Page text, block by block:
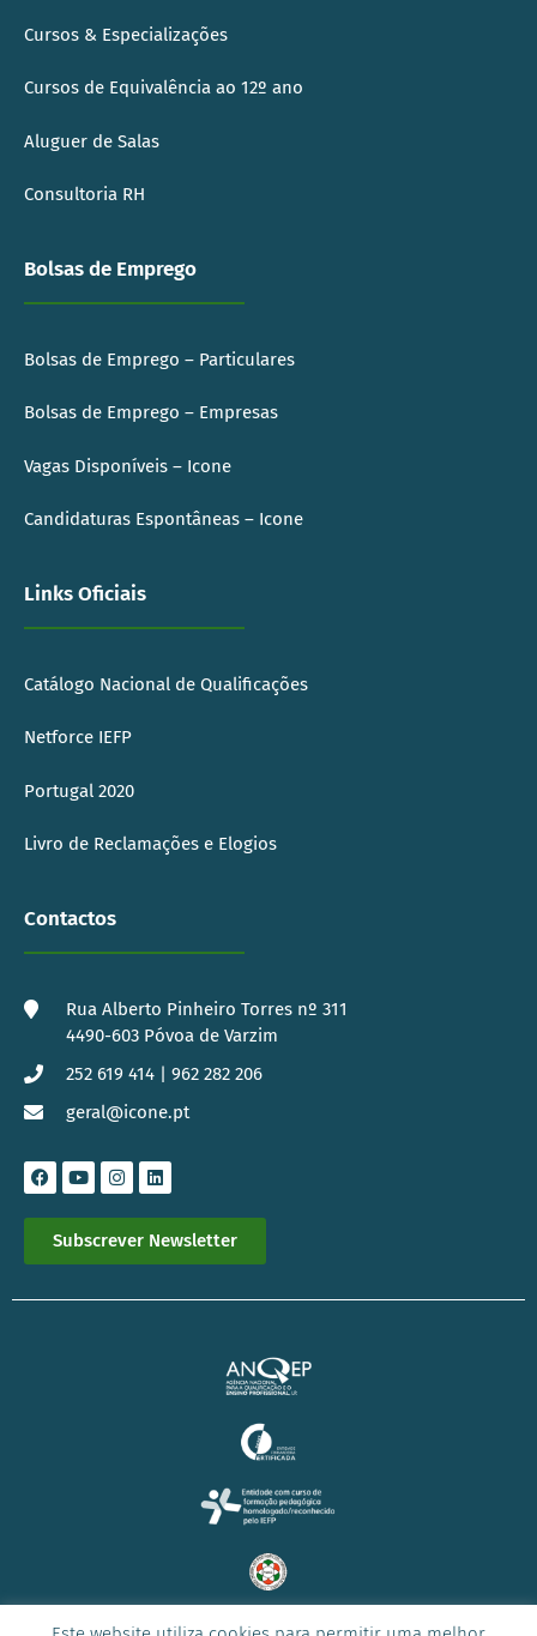
Cursos & Especializações
Cursos de Equivalência ao 12º ano
Aluguer de Salas
Consultoria RH
Bolsas de Emprego
Bolsas de Emprego – Particulares
Bolsas de Emprego – Empresas
Vagas Disponíveis – Icone
Candidaturas Espontâneas – Icone
Links Oficiais
Catálogo Nacional de Qualificações
Netforce IEFP
Portugal 2020
Livro de Reclamações e Elogios
Contactos
Rua Alberto Pinheiro Torres nº 311
4490-603 Póvoa de Varzim
252 619 414 | 962 282 206
geral@icone.pt
Subscrever Newsletter